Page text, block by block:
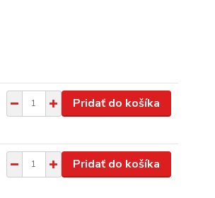
Pridať do košíka
Pridať do košíka